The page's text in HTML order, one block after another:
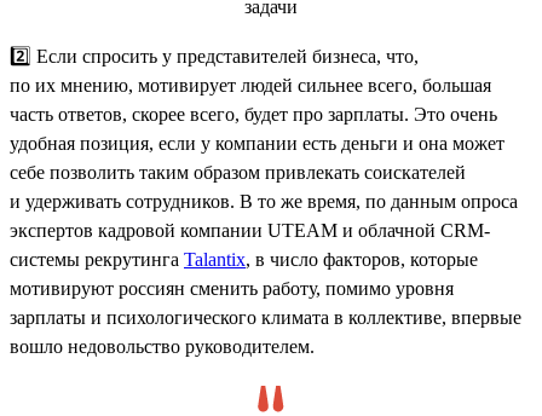
2️⃣ Если спросить у представителей бизнеса, что,
по их мнению, мотивирует людей сильнее всего, большая
часть ответов, скорее всего, будет про зарплаты. Это очень
удобная позиция, если у компании есть деньги и она может
себе позволить таким образом привлекать соискателей
и удерживать сотрудников. В то же время, по данным опроса
экспертов кадровой компании UTEAM и облачной CRM-
системы рекрутинга Talantix, в число факторов, которые
мотивируют россиян сменить работу, помимо уровня
зарплаты и психологического климата в коллективе, впервые
вошло недовольство руководителем.